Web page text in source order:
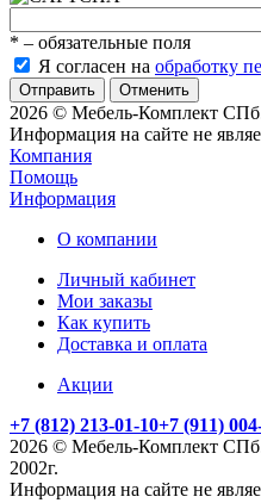
* – обязательные поля
Я согласен на обработку
Отменить
2026 © Мебель-Комплект
Информация на сайте не
Компания
Помощь
Информация
О компании
Личный кабинет
Мои заказы
Как купить
Доставка и оплата
Акции
+7 (812) 213-01-10+7 (911)
2026 © Мебель-Комплект
2002г.
Информация на сайте не